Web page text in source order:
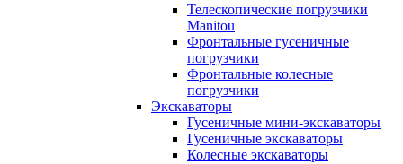
Телескопические погрузчики
Manitou
Фронтальные гусеничные
погрузчики
Фронтальные колесные
погрузчики
Экскаваторы
Гусеничные мини-экскаваторы
Гусеничные экскаваторы
Колесные экскаваторы